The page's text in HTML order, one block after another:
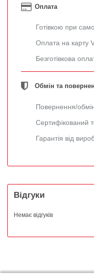
Оплата
Готівкою при
Оплата на карту
Безготівкова
Обмін та
Повернення/
Сертифікований
Гарантія від
Відгуки
Немає відгуків